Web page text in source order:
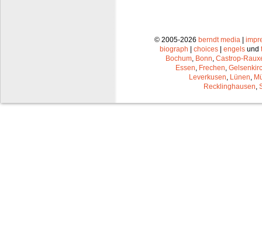
© 2005-2026 berndt media |
biograph | choices | engels und
Bochum Bonn Castrop-
Essen Frechen
Leverkusen Lünen
Recklinghausen